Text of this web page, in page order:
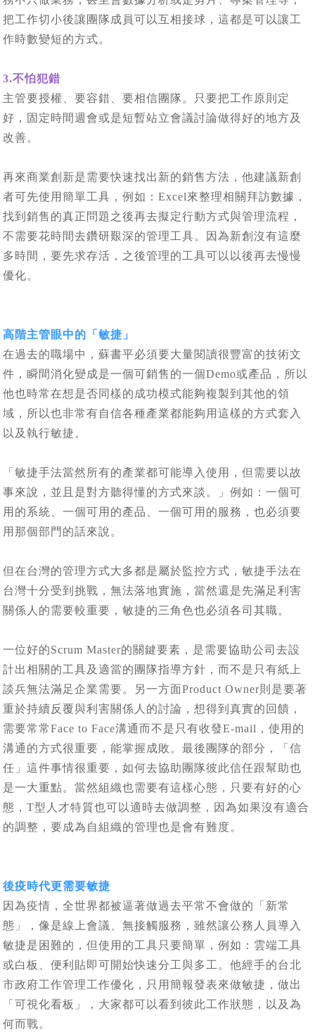
把工作切小後讓團隊成員可以互相接球，這都是可以讓工
作時數變短的方式。
3.不怕犯錯
主管要授權、要容錯、要相信團隊。只要把工作原則定
好，固定時間週會或是短暫站立會議討論做得好的地方及
改善。
再來商業創新是需要快速找出新的銷售方法，他建議新創
者可先使用簡單工具，例如：Excel來整理相關拜訪數據，
找到銷售的真正問題之後再去擬定行動方式與管理流程，
不需要花時間去鑽研艱深的管理工具。因為新創沒有這麼
多時間，要先求存活，之後管理的工具可以以後再去慢慢
優化。
高階主管眼中的「敏捷」
在過去的職場中，蘇書平必須要大量閱讀很豐富的技術文
件，瞬間消化變成是一個可銷售的一個Demo或產品，所以
他也時常在想是否同樣的成功模式能夠複製到其他的領
域，所以也非常有自信各種產業都能夠用這樣的方式套入
以及執行敏捷。
「敏捷手法當然所有的產業都可能導入使用，但需要以故
事來說，並且是對方聽得懂的方式來談。」例如：一個可
用的系統、一個可用的產品、一個可用的服務，也必須要
用那個部門的話來說。
但在台灣的管理方式大多都是屬於監控方式，敏捷手法在
台灣十分受到挑戰，無法落地實施，當然還是先滿足利害
關係人的需要較重要，敏捷的三角色也必須各司其職。
一位好的Scrum Master的關鍵要素，是需要協助公司去設
計出相關的工具及適當的團隊指導方針，而不是只有紙上
談兵無法滿足企業需要。另一方面Product Owner則是要著
重於持續反覆與利害關係人的討論，想得到真實的回饋，
需要常常Face to Face溝通而不是只有收發E-mail，使用的
溝通的方式很重要，能掌握成敗。最後團隊的部分，「信
任」這件事情很重要，如何去協助團隊彼此信任跟幫助也
是一大重點。當然組織也需要有這樣心態，只要有好的心
態，T型人才特質也可以適時去做調整，因為如果沒有適合
的調整，要成為自組織的管理也是會有難度。
後疫時代更需要敏捷
因為疫情，全世界都被逼著做過去平常不會做的「新常
態」，像是線上會議、無接觸服務，雖然讓公務人員導入
敏捷是困難的，但使用的工具只要簡單，例如：雲端工具
或白板、便利貼即可開始快速分工與多工。他經手的台北
市政府工作管理工作優化，只用簡報發表來做敏捷，做出
「可視化看板」，大家都可以看到彼此工作狀態，以及為
何而戰。